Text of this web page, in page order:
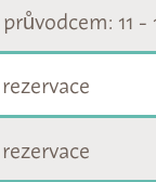
11 -